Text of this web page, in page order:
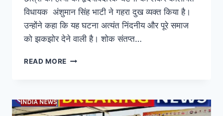
ByAbtak India News February 22, 2026
अबतक इंडिया न्यूज कोलायत / बीकानेर 22 फ़रवरी ।
जिले के रणजीतपुरा (बज्जू) क्षेत्र में आठवीं कक्षा की मासूम
छात्रा की हत्या की हृदयविदारक घटना को लेकर कोलायत
को झकझोर देने वाली है। शोक संतप्त…